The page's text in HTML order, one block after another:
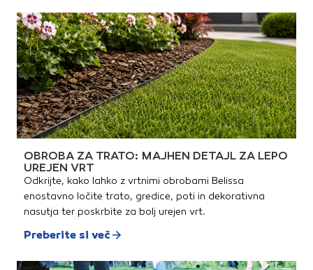
OBROBA ZA TRATO: MAJHEN DETAJL ZA LEPO
UREJEN VRT
Odkrijte, kako lahko z vrtnimi obrobami Belissa
enostavno ločite trato, gredice, poti in dekorativna
nasutja ter poskrbite za bolj urejen vrt.
Preberite si več